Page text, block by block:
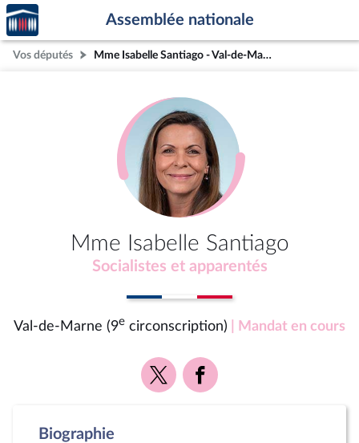
Aller au contenu
Aller en bas de la page
Accèder
à la
page
d'accueil
Assemblée nationale
Vos députés Mme Isabelle Santiago - Val-de-Marne (9e circonscription)
Mme Isabelle Santiago
Socialistes et apparentés
Val-de-Marne (9e circonscription) | Mandat en cours
Voir
la
Voir
la
Biographie